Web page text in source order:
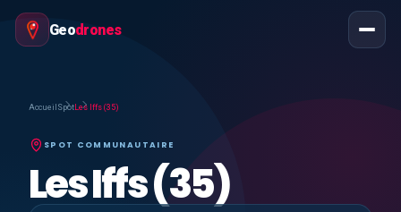
Geodrones
Accueil SpotLes Iffs (35)
SPOT COMMUNAUTAIRE
Les Iffs (35)